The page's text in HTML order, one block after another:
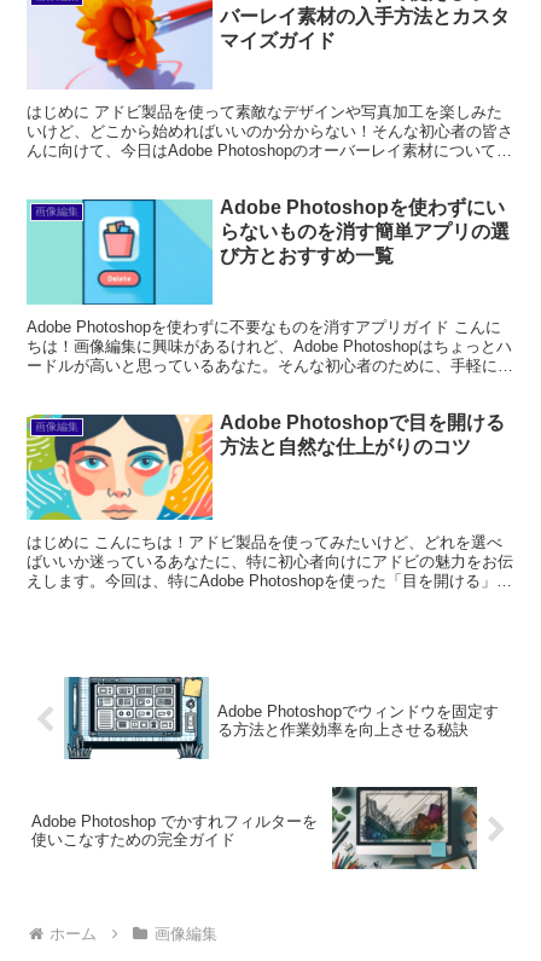
バーレイ素材の入手方法とカスタ
マイズガイド
はじめに アドビ製品を使って素敵なデザインや写真加工を楽しみた
いけど、どこから始めればいいのか分からない！そんな初心者の皆さ
んに向けて、今日はAdobe Photoshopのオーバーレイ素材について詳
画像編集
Adobe Photoshopを使わずにい
らないものを消す簡単アプリの選
び方とおすすめ一覧
Adobe Photoshopを使わずに不要なものを消すアプリガイド こんに
ちは！画像編集に興味があるけれど、Adobe Photoshopはちょっとハ
ードルが高いと思っているあなた。そんな初心者のために、手軽に不
画像編集
Adobe Photoshopで目を開ける
方法と自然な仕上がりのコツ
はじめに こんにちは！アドビ製品を使ってみたいけど、どれを選べ
ばいいか迷っているあなたに、特に初心者向けにアドビの魅力をお伝
えします。今回は、特にAdobe Photoshopを使った「目を開ける」テ
Adobe Photoshopでウィンドウを固定す
る方法と作業効率を向上させる秘訣
Adobe Photoshop でかすれフィルターを
使いこなすための完全ガイド
ホーム 画像編集